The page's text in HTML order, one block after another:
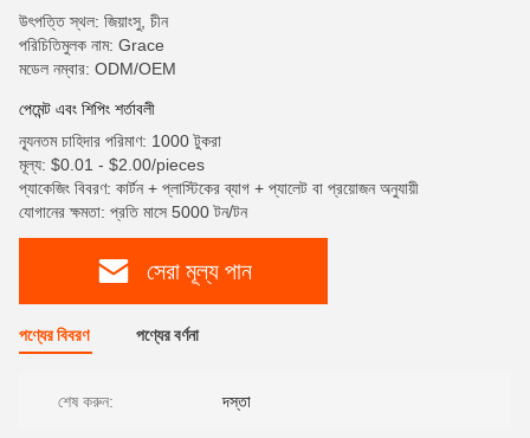
উৎপত্তি স্থল: জিয়াংসু, চীন
পরিচিতিমুলক নাম: Grace
মডেল নম্বার: ODM/OEM
পেমেন্ট এবং শিপিং শর্তাবলী
ন্যূনতম চাহিদার পরিমাণ: 1000 টুকরা
মূল্য: $0.01 - $2.00/pieces
প্যাকেজিং বিবরণ: কার্টন + প্লাস্টিকের ব্যাগ + প্যালেট বা প্রয়োজন অনুযায়ী
যোগানের ক্ষমতা: প্রতি মাসে 5000 টন/টন
সেরা মূল্য পান
পণ্যের বিবরণ পণ্যের বর্ণনা
শেষ করুন: দস্তা